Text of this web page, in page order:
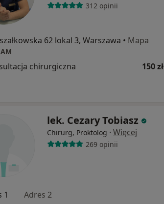
312 opinii
62 lokal 3, Warszawa • Mapa
chirurgiczna 150 zł
lek. Cezary Tobiasz
Chirurg, Proktolog · Więcej
269 opinii
1 Adres 2